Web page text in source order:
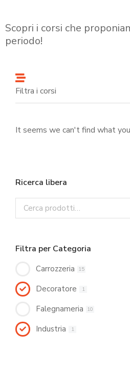
Scopri i corsi che
periodo!
Filtra i corsi
It seems we can't find what
Ricerca libera
Filtra per Categoria
Carrozzeria 15
Decoratore 1
Falegnameria 10
Industria 1